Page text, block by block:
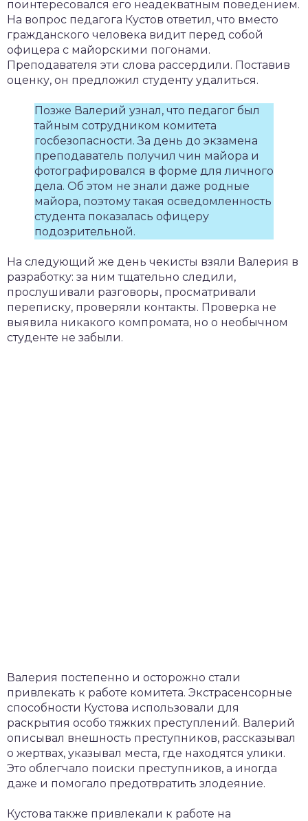
поинтересовался его неадекватным поведением.
На вопрос педагога Кустов ответил, что вместо
гражданского человека видит перед собой
офицера с майорскими погонами.
Преподавателя эти слова рассердили. Поставив
оценку, он предложил студенту удалиться.
Позже Валерий узнал, что педагог был
тайным сотрудником комитета
госбезопасности. За день до экзамена
преподаватель получил чин майора и
фотографировался в форме для личного
дела. Об этом не знали даже родные
майора, поэтому такая осведомленность
студента показалась офицеру
подозрительной.
На следующий же день чекисты взяли Валерия в
разработку: за ним тщательно следили,
прослушивали разговоры, просматривали
переписку, проверяли контакты. Проверка не
выявила никакого компромата, но о необычном
студенте не забыли.
Валерия постепенно и осторожно стали
привлекать к работе комитета. Экстрасенсорные
способности Кустова использовали для
раскрытия особо тяжких преступлений. Валерий
описывал внешность преступников, рассказывал
о жертвах, указывал места, где находятся улики.
Это облегчало поиски преступников, а иногда
даже и помогало предотвратить злодеяние.
Кустова также привлекали к работе на